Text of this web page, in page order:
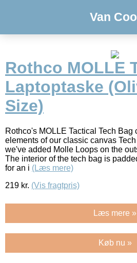
Van
Rothco MOLLE
Laptoptaske
Size)
Rothco's MOLLE Tactical Tech Bag
elements of our classic canvas
we've added Molle Loops on the
The interior of the tech bag is
for an i (Læs mere)
219 kr. (Vis fragtpris)
Læs mere »
Køb nu »